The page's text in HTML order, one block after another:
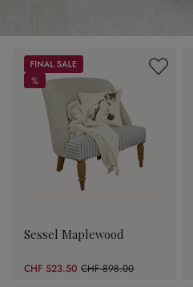
Sale
%
%
Sessel Maplewood
CHF 523.50 CHF 898.00
(41.7% gespart)